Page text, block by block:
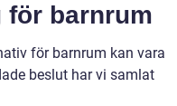
för barnrum
för barnrum kan vara
beslut har vi samlat